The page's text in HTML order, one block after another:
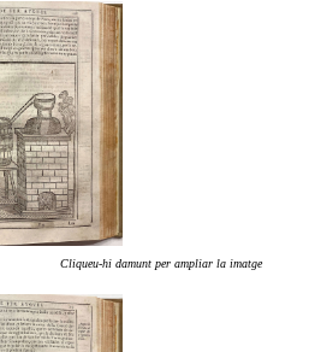
Cliqueu-hi damunt per ampliar la imatge